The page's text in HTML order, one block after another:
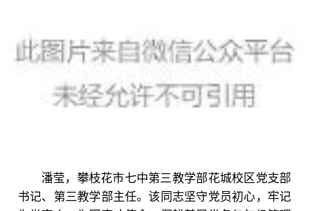
潘莹，攀枝花市七中第三教学部花城校区党支部
书记、第三教学部主任。该同志坚守党员初心，牢记